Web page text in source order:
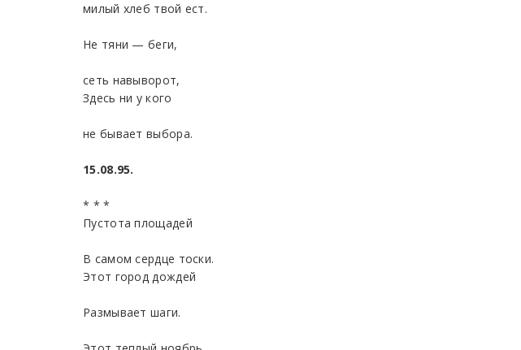
милый хлеб твой ест.
Не тяни — беги,
сеть навыворот,
Здесь ни у кого
не бывает выбора.
15.08.95.
* * *
Пустота площадей
В самом сердце тоски.
Этот город дождей
Размывает шаги.